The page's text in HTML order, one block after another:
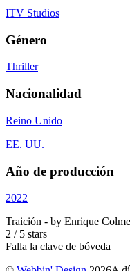
ITV Studios
Género
Thriller
Nacionalidad
Reino Unido
EE. UU.
Año de producción
2022
Traición - by Enrique
2 / 5 stars
Falla la clave de bóveda